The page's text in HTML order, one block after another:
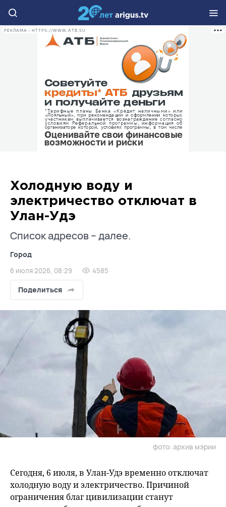
РЕКЛАМА • HTTPS://WWW.ATB.SU
Холодную воду и
электричество отключат в
Улан-Удэ
Список адресов – далее.
Город
6 июля 2026, 08:29 4585
Поделиться
фото: архив мэрии
Сегодня, 6 июля, в Улан-Удэ временно отключат
холодную воду и электричество. Причиной
ограничения благ цивилизации станут